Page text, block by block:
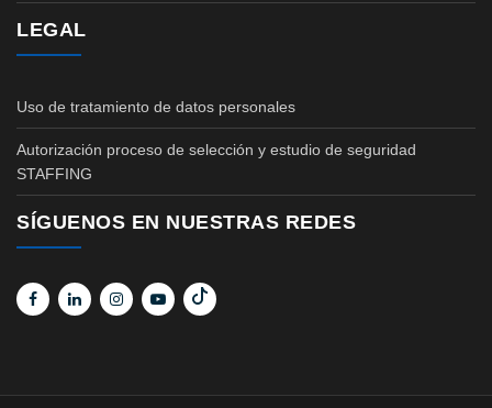
LEGAL
Uso de tratamiento de datos personales
Autorización proceso de selección y estudio de seguridad
STAFFING
SÍGUENOS EN NUESTRAS REDES